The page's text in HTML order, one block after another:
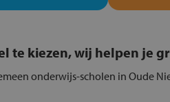
te kiezen, wij helpen je
onderwijs-scholen in Oude